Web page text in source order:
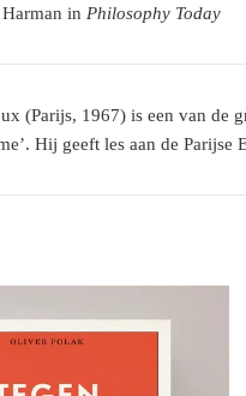
in Philosophy Today
(Parijs, 1967) is een van de
Hij geeft les aan de Parijse